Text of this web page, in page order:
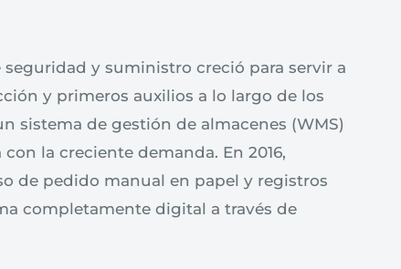
y suministro creció para servir a
y primeros auxilios a lo largo de los
sistema de gestión de almacenes (WMS)
la creciente demanda. En 2016,
de pedido manual en papel y registros
completamente digital a través de